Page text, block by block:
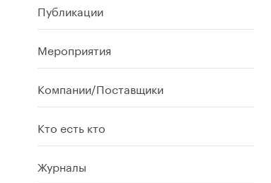
Публикации
Мероприятия
Компании/Поставщики
Кто есть кто
Журналы